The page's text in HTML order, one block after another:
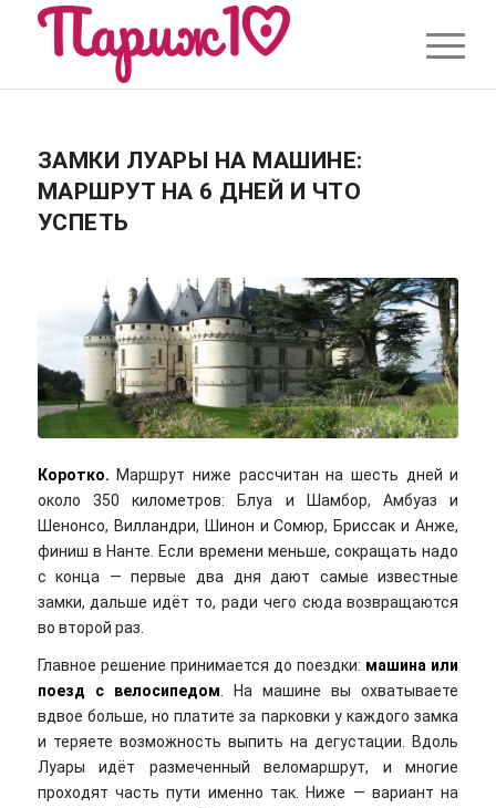
ЗАМКИ ЛУАРЫ НА МАШИНЕ:
МАРШРУТ НА 6 ДНЕЙ И ЧТО
УСПЕТЬ
Коротко. Маршрут ниже рассчитан на шесть дней и
около 350 километров: Блуа и Шамбор, Амбуаз и
Шенонсо, Вилландри, Шинон и Сомюр, Бриссак и Анже,
финиш в Нанте. Если времени меньше, сокращать надо
с конца — первые два дня дают самые известные
замки, дальше идёт то, ради чего сюда возвращаются
во второй раз.
Главное решение принимается до поездки: машина или
поезд с велосипедом. На машине вы охватываете
вдвое больше, но платите за парковки у каждого замка
и теряете возможность выпить на дегустации. Вдоль
Луары идёт размеченный веломаршрут, и многие
проходят часть пути именно так. Ниже — вариант на